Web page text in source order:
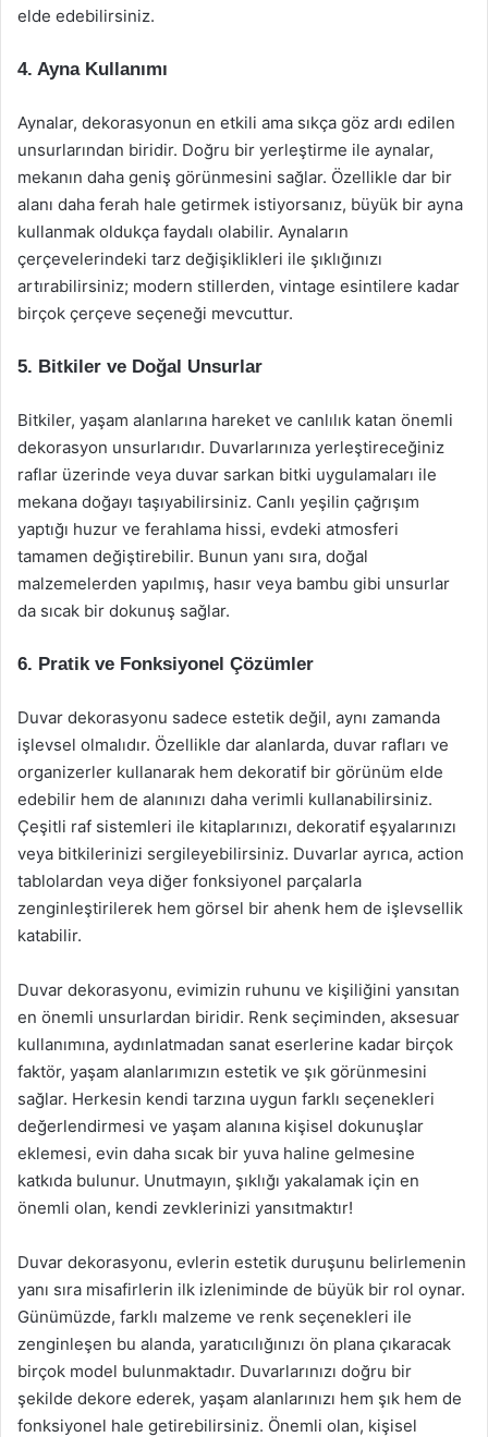
elde edebilirsiniz.
4. Ayna Kullanımı
Aynalar, dekorasyonun en etkili ama sıkça göz ardı edilen
unsurlarından biridir. Doğru bir yerleştirme ile aynalar,
mekanın daha geniş görünmesini sağlar. Özellikle dar bir
alanı daha ferah hale getirmek istiyorsanız, büyük bir ayna
kullanmak oldukça faydalı olabilir. Aynaların
çerçevelerindeki tarz değişiklikleri ile şıklığınızı
artırabilirsiniz; modern stillerden, vintage esintilere kadar
birçok çerçeve seçeneği mevcuttur.
5. Bitkiler ve Doğal Unsurlar
Bitkiler, yaşam alanlarına hareket ve canlılık katan önemli
dekorasyon unsurlarıdır. Duvarlarınıza yerleştireceğiniz
raflar üzerinde veya duvar sarkan bitki uygulamaları ile
mekana doğayı taşıyabilirsiniz. Canlı yeşilin çağrışım
yaptığı huzur ve ferahlama hissi, evdeki atmosferi
tamamen değiştirebilir. Bunun yanı sıra, doğal
malzemelerden yapılmış, hasır veya bambu gibi unsurlar
da sıcak bir dokunuş sağlar.
6. Pratik ve Fonksiyonel Çözümler
Duvar dekorasyonu sadece estetik değil, aynı zamanda
işlevsel olmalıdır. Özellikle dar alanlarda, duvar rafları ve
organizerler kullanarak hem dekoratif bir görünüm elde
edebilir hem de alanınızı daha verimli kullanabilirsiniz.
Çeşitli raf sistemleri ile kitaplarınızı, dekoratif eşyalarınızı
veya bitkilerinizi sergileyebilirsiniz. Duvarlar ayrıca, action
tablolardan veya diğer fonksiyonel parçalarla
zenginleştirilerek hem görsel bir ahenk hem de işlevsellik
katabilir.
Duvar dekorasyonu, evimizin ruhunu ve kişiliğini yansıtan
en önemli unsurlardan biridir. Renk seçiminden, aksesuar
kullanımına, aydınlatmadan sanat eserlerine kadar birçok
faktör, yaşam alanlarımızın estetik ve şık görünmesini
sağlar. Herkesin kendi tarzına uygun farklı seçenekleri
değerlendirmesi ve yaşam alanına kişisel dokunuşlar
eklemesi, evin daha sıcak bir yuva haline gelmesine
katkıda bulunur. Unutmayın, şıklığı yakalamak için en
önemli olan, kendi zevklerinizi yansıtmaktır!
Duvar dekorasyonu, evlerin estetik duruşunu belirlemenin
yanı sıra misafirlerin ilk izleniminde de büyük bir rol oynar.
Günümüzde, farklı malzeme ve renk seçenekleri ile
zenginleşen bu alanda, yaratıcılığınızı ön plana çıkaracak
birçok model bulunmaktadır. Duvarlarınızı doğru bir
şekilde dekore ederek, yaşam alanlarınızı hem şık hem de
fonksiyonel hale getirebilirsiniz. Önemli olan, kişisel